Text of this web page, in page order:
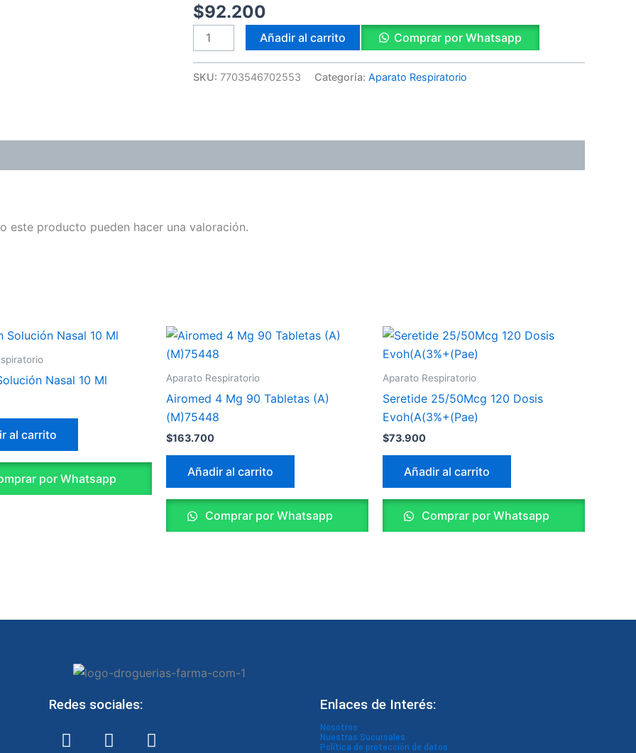
$92.200
cantidad
Añadir al carrito
Comprar por Whatsapp
SKU: 7703546702553 Categoría: Aparato Respiratorio
este producto pueden hacer una valoración.
Nasal 10 Ml
al carrito
por Whatsapp
Aparato Respiratorio
Airomed 4 Mg 90 Tabletas (A)
(M)75448
$163.700
Añadir al carrito
Comprar por Whatsapp
Aparato Respiratorio
Seretide 25/50Mcg 120 Dosis
Evoh(A(3%+(Pae)
$73.900
Añadir al carrito
Comprar por Whatsapp
Redes sociales:
F
a
I
n
W
h
Enlaces de Interés:
Nosotros
Nuestras Sucursales
Política de protección de datos